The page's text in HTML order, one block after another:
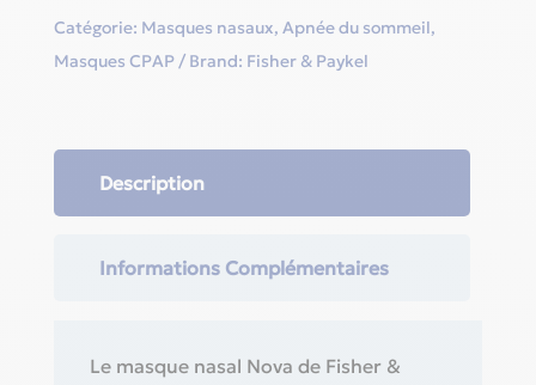
Catégorie: Masques nasaux, Apnée du sommeil,
Masques CPAP
Brand: Fisher & Paykel
Description
Informations Complémentaires
Le masque nasal Nova de Fisher &